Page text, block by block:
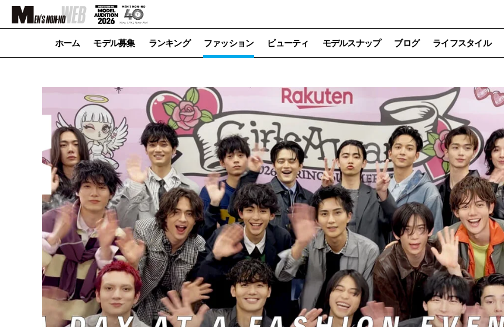
ホーム モデル募集 ランキング ファッション ビューティ モデルスナップ ブログ ライフスタイル